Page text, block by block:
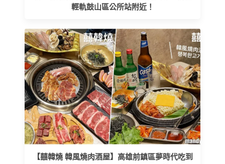
輕軌鼓山區公所站附近！
【囍韓燒 韓風燒肉酒屋】高雄前鎮區夢時代吃到